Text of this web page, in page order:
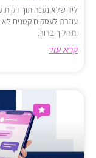
ליד שלא נענה תוך דקות
עוזרת לעסקים קטנים
ותהליך ברור.
קרא עוד